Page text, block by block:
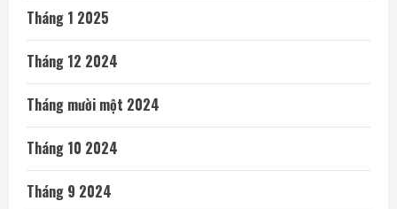
Tháng 1 2025
Tháng 12 2024
Tháng mười một 2024
Tháng 10 2024
Tháng 9 2024